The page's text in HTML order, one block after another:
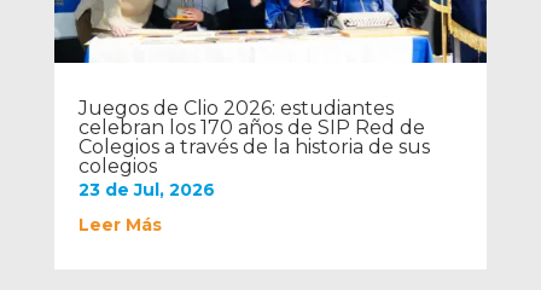
Juegos de Clio 2026: estudiantes
celebran los 170 años de SIP Red de
Colegios a través de la historia de sus
colegios
23 de Jul, 2026
Leer Más